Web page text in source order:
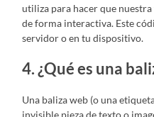
utiliza para hacer que
de forma interactiva. Este
servidor o en tu dispositivo.
4. ¿Qué es una
Una baliza web (o una
invisible pieza de texto o